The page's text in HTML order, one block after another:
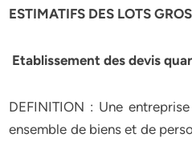
ESTIMATIFS DES LOTS
Etablissement des devis
DEFINITION : Une
ensemble de biens et de